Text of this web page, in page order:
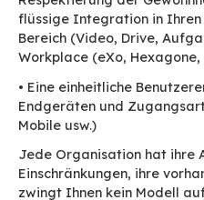
Umgebung die
ermöglicht werden,
Klarheit, reduzieren
bessere
kohärenten Rahmen
Zusammenarbeit